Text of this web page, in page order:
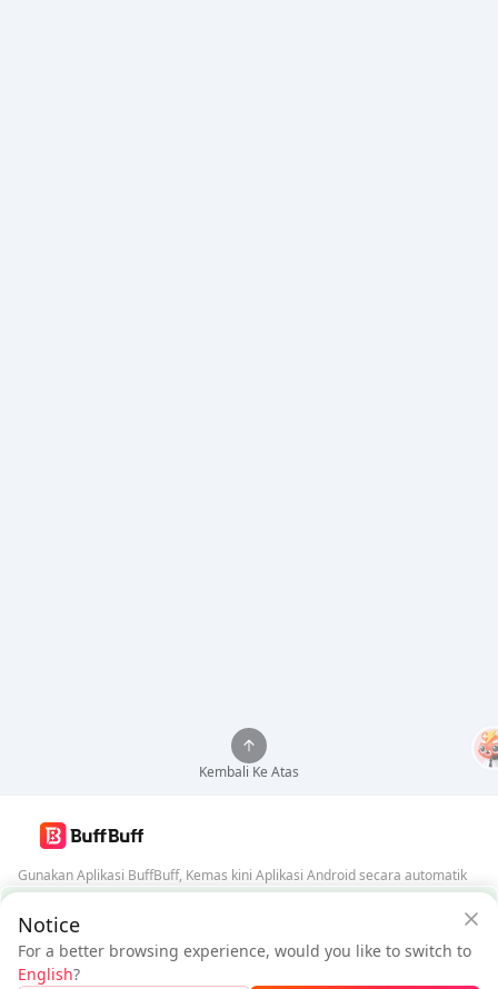
$0.61
Pengguna Baru:
$1.03
Notice
For a better browsing experience, would you like to switch to
English?
Kembali Ke Atas
Gunakan Aplikasi BuffBuff, Kemas kini Aplikasi Android secara automatik
Ikuti Kami